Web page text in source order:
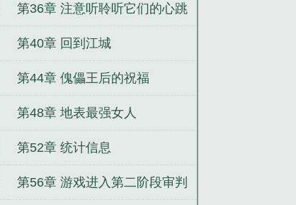
第36章 注意听聆听它们的心跳
声
第40章 回到江城
第44章 傀儡王后的祝福
第48章 地表最强女人
第52章 统计信息
第56章 游戏进入第二阶段审判